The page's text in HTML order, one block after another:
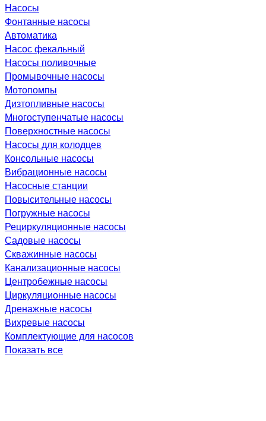
Насосы
Фонтанные насосы
Автоматика
Насос фекальный
Насосы поливочные
Промывочные насосы
Мотопомпы
Дизтопливные насосы
Многоступенчатые насосы
Поверхностные насосы
Насосы для колодцев
Консольные насосы
Вибрационные насосы
Насосные станции
Повысительные насосы
Погружные насосы
Рециркуляционные насосы
Садовые насосы
Скважинные насосы
Канализационные насосы
Центробежные насосы
Циркуляционные насосы
Дренажные насосы
Вихревые насосы
Комплектующие для насосов
Показать все